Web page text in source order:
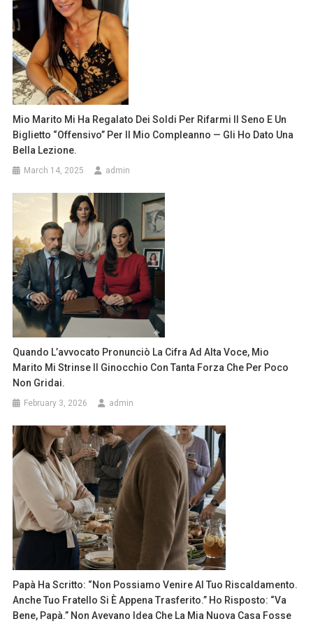
Mio Marito Mi Ha Regalato Dei Soldi Per Rifarmi Il Seno E Un
Biglietto “offensivo” Per Il Mio Compleanno — Gli Ho Dato Una
Bella Lezione.
March 14, 2025 admin
Quando L’avvocato Pronunciò La Cifra Ad Alta Voce, Mio
Marito Mi Strinse Il Ginocchio Con Tanta Forza Che Per Poco
Non Gridai.
February 3, 2026 admin
Papà Ha Scritto: “Non Possiamo Venire Al Tuo Riscaldamento.
Anche Tuo Fratello Si È Appena Trasferito.” Ho Risposto: “Va
Bene, Papà.” Non Avevano Idea Che La Mia Nuova Casa Fosse